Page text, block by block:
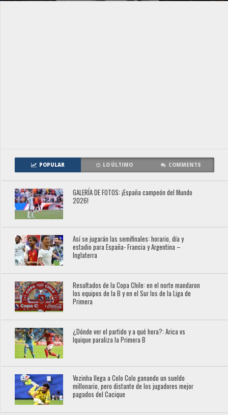
POPULAR LO ÚLTIMO COMMENTS
GALERÍA DE FOTOS: ¡España campeón del Mundo
2026!
Así se jugarán las semifinales: horario, día y
estadio para España- Francia y Argentina –
Inglaterra
Resultados de la Copa Chile: en el norte mandaron
los equipos de la B y en el Sur los de la Liga de
Primera
¿Dónde ver el partido y a qué hora?: Arica vs
Iquique paraliza la Primera B
Vozinha llega a Colo Colo ganando un sueldo
millonario, pero distante de los jugadores mejor
pagados del Cacique